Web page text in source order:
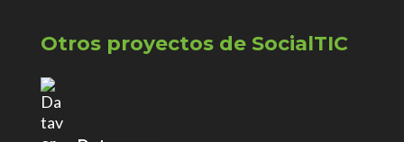
Otros proyectos de SocialTIC